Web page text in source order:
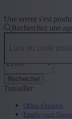
Une erreur s'est
Recherchez une
Rechercher
Travailler
Offres d'emploi
Employeurs